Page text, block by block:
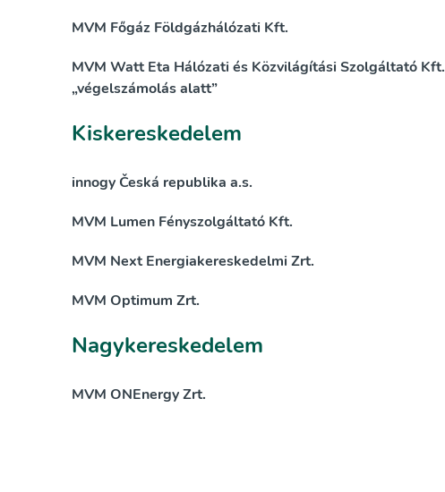
MVM Főgáz Földgázhálózati Kft.
MVM Watt Eta Hálózati és Közvilágítási Szolgáltató Kft.
„végelszámolás alatt”
Kiskereskedelem
innogy Česká republika a.s.
MVM Lumen Fényszolgáltató Kft.
MVM Next Energiakereskedelmi Zrt.
MVM Optimum Zrt.
Nagykereskedelem
MVM ONEnergy Zrt.